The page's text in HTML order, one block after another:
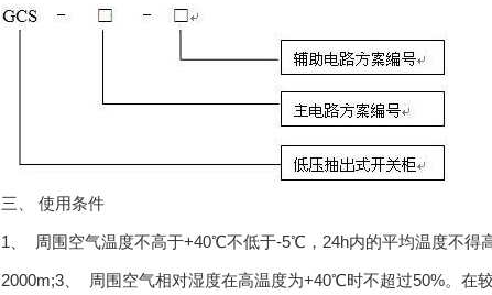
三、 使用条件
1、 周围空气温度不高于+40℃不低于-5℃，24h内的平均温度不
2000m;3、 周围空气相对湿度在高温度为+40℃时不超过50%。在